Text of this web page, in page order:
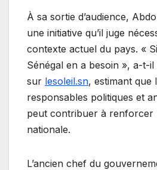
À sa sortie d’audience,
une initiative qu’il juge
contexte actuel du pays. «
Sénégal en a besoin », a-t-il
sur lesoleil.sn, estimant que
responsables politiques et
peut contribuer à renforcer
nationale.
L’ancien chef du